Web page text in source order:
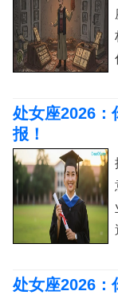
处女座2026：
报！
处女座2026：